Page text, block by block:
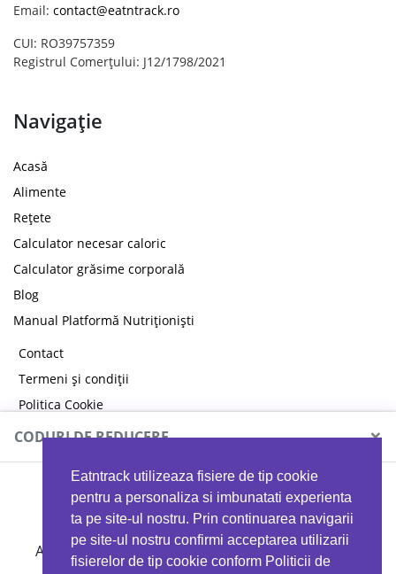
Eatntrack utilizeaza fisiere de tip cookie
pentru a personaliza si imbunatati experienta
ta pe site-ul nostru. Prin continuarea navigarii
pe site-ul nostru confirmi acceptarea utilizarii
fisierelor de tip cookie conform Politicii de
Email: contact@eatntrack.ro
CUI: RO39757359
Registrul Comerțului: J12/1798/2021
Navigație
Acasă
Alimente
Rețete
Calculator necesar caloric
Calculator grăsime corporală
Blog
Manual Platformă Nutriționiști
Contact
Termeni și condiții
Politica Cookie
Politica de confidențialitate
CODURI DE REDUCERE ×
MYPROTEIN
Ai 40%reducere la orice comandă folosind codul